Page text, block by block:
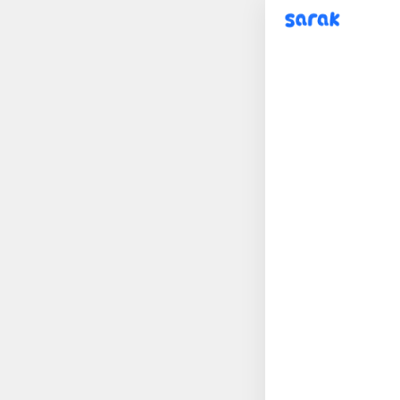
sarak